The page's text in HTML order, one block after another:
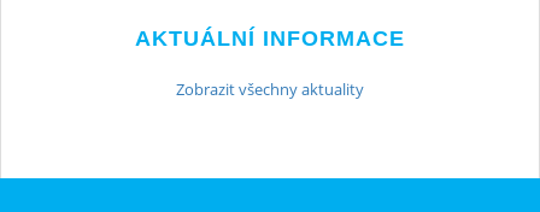
AKTUÁLNÍ INFORMACE
Zobrazit všechny aktuality